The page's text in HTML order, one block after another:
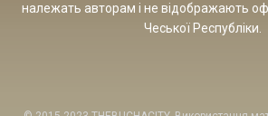
належать авторам і не відображають
Чеської Республіки.